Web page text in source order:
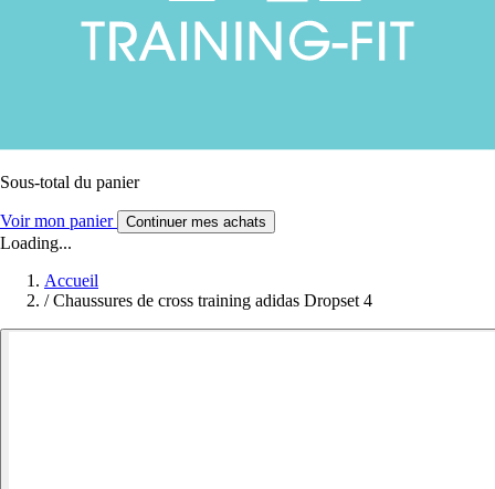
Sous-total du panier
Voir mon panier Continuer mes achats
Loading...
Accueil
/ Chaussures de cross training adidas Dropset 4